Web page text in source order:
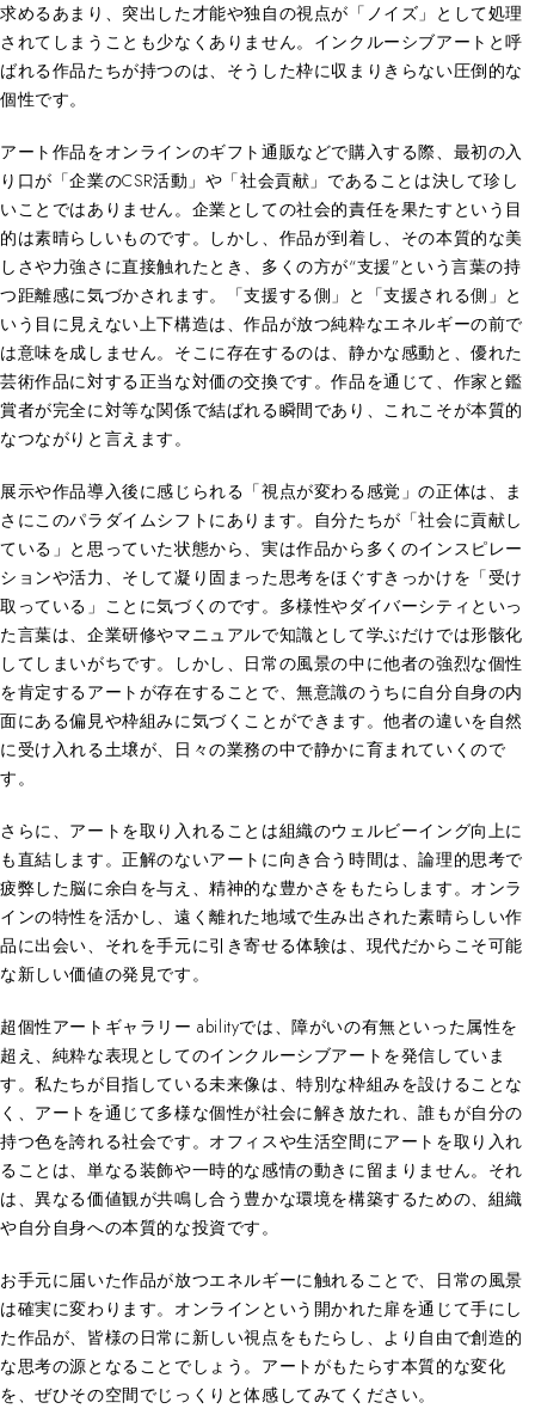
求めるあまり、突出した才能や独自の視点が「ノイズ」として処理
されてしまうことも少なくありません。インクルーシブアートと呼
ばれる作品たちが持つのは、そうした枠に収まりきらない圧倒的な
個性です。
アート作品をオンラインのギフト通販などで購入する際、最初の入
り口が「企業のCSR活動」や「社会貢献」であることは決して珍し
いことではありません。企業としての社会的責任を果たすという目
的は素晴らしいものです。しかし、作品が到着し、その本質的な美
しさや力強さに直接触れたとき、多くの方が“支援”という言葉の持
つ距離感に気づかされます。「支援する側」と「支援される側」と
いう目に見えない上下構造は、作品が放つ純粋なエネルギーの前で
は意味を成しません。そこに存在するのは、静かな感動と、優れた
芸術作品に対する正当な対価の交換です。作品を通じて、作家と鑑
賞者が完全に対等な関係で結ばれる瞬間であり、これこそが本質的
なつながりと言えます。
展示や作品導入後に感じられる「視点が変わる感覚」の正体は、ま
さにこのパラダイムシフトにあります。自分たちが「社会に貢献し
ている」と思っていた状態から、実は作品から多くのインスピレー
ションや活力、そして凝り固まった思考をほぐすきっかけを「受け
取っている」ことに気づくのです。多様性やダイバーシティといっ
た言葉は、企業研修やマニュアルで知識として学ぶだけでは形骸化
してしまいがちです。しかし、日常の風景の中に他者の強烈な個性
を肯定するアートが存在することで、無意識のうちに自分自身の内
面にある偏見や枠組みに気づくことができます。他者の違いを自然
に受け入れる土壌が、日々の業務の中で静かに育まれていくので
す。
さらに、アートを取り入れることは組織のウェルビーイング向上に
も直結します。正解のないアートに向き合う時間は、論理的思考で
疲弊した脳に余白を与え、精神的な豊かさをもたらします。オンラ
インの特性を活かし、遠く離れた地域で生み出された素晴らしい作
品に出会い、それを手元に引き寄せる体験は、現代だからこそ可能
な新しい価値の発見です。
超個性アートギャラリー abilityでは、障がいの有無といった属性を
超え、純粋な表現としてのインクルーシブアートを発信していま
す。私たちが目指している未来像は、特別な枠組みを設けることな
く、アートを通じて多様な個性が社会に解き放たれ、誰もが自分の
持つ色を誇れる社会です。オフィスや生活空間にアートを取り入れ
ることは、単なる装飾や一時的な感情の動きに留まりません。それ
は、異なる価値観が共鳴し合う豊かな環境を構築するための、組織
や自分自身への本質的な投資です。
お手元に届いた作品が放つエネルギーに触れることで、日常の風景
は確実に変わります。オンラインという開かれた扉を通じて手にし
た作品が、皆様の日常に新しい視点をもたらし、より自由で創造的
な思考の源となることでしょう。アートがもたらす本質的な変化
を、ぜひその空間でじっくりと体感してみてください。